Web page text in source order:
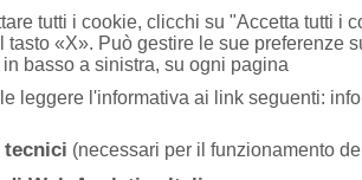
tutti i cookie, clicchi su "Accetta tutti i
tasto «X». Può gestire le sue preferenze
basso a sinistra, su ogni pagina
leggere l'informativa ai link seguenti:
tecnici (necessari per il funzionamento